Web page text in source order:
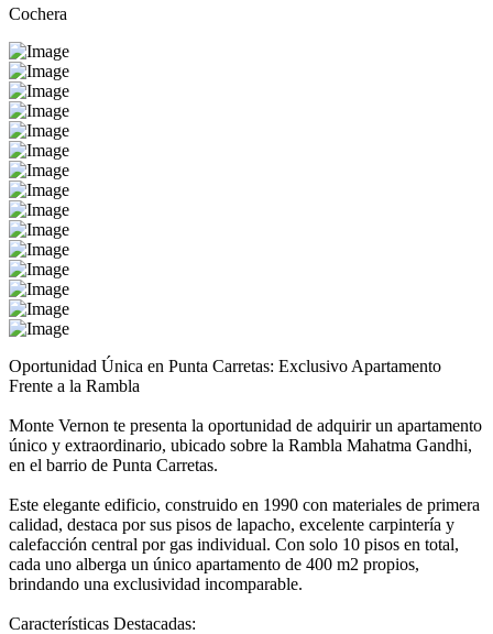
Cochera
Oportunidad Única en Punta Carretas: Exclusivo Apartamento
Frente a la Rambla
Monte Vernon te presenta la oportunidad de adquirir un apartamento
único y extraordinario, ubicado sobre la Rambla Mahatma Gandhi,
en el barrio de Punta Carretas.
Este elegante edificio, construido en 1990 con materiales de primera
calidad, destaca por sus pisos de lapacho, excelente carpintería y
calefacción central por gas individual. Con solo 10 pisos en total,
cada uno alberga un único apartamento de 400 m2 propios,
brindando una exclusividad incomparable.
Características Destacadas: